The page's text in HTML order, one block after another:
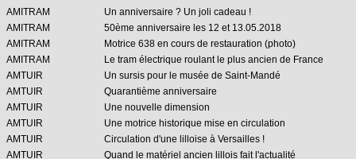
AMITRAM
Un anniversaire ? Un joli cadeau !
AMITRAM
50ème anniversaire les 12 et 13.05.2018
AMITRAM
Motrice 638 en cours de restauration (photo)
AMITRAM
Le tram électrique roulant le plus ancien de France
AMTUIR
Un sursis pour le musée de Saint-Mandé
AMTUIR
Quarantième anniversaire
AMTUIR
Une nouvelle dimension
AMTUIR
Une motrice historique mise en circulation
AMTUIR
Circulation d'une lilloise à Versailles !
AMTUIR
Quand le matériel ancien lillois fait l'actualité